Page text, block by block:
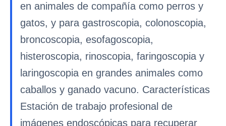
en animales de compañía como perros y
gatos, y para gastroscopia, colonoscopia,
broncoscopia, esofagoscopia,
histeroscopia, rinoscopia, faringoscopia y
laringoscopia en grandes animales como
caballos y ganado vacuno. Características
Estación de trabajo profesional de
imágenes endoscópicas para recuperar